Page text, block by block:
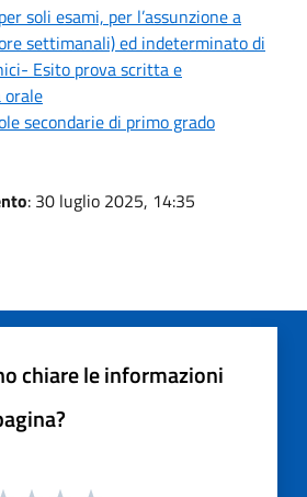
soli esami, per l’assunzione a
settimanali) ed indeterminato di
Esito prova scritta e
orale
secondarie di primo grado
: 30 luglio 2025, 14:35
chiare le informazioni